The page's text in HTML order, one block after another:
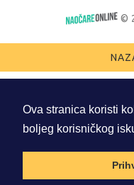
Ova stranica koristi
boljeg korisničkog
©